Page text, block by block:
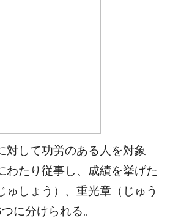
対して功労のある人を対象
わたり従事し、成績を挙げた
ゅしょう）、重光章（じゅう
に分けられる。